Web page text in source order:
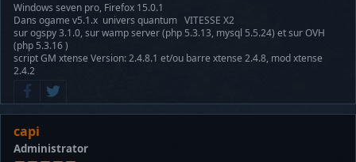
Windows seven pro, Firefox 15.0.1
Dans ogame v5.1.x univers quantum VITESSE X2
sur ogspy 3.1.0, sur wamp server (php 5.3.13, mysql 5.5.24) et sur OVH
(php 5.3.16 )
script GM xtense Version: 2.4.8.1 et/ou barre xtense 2.4.8, mod xtense
2.4.2
capi
Administrator